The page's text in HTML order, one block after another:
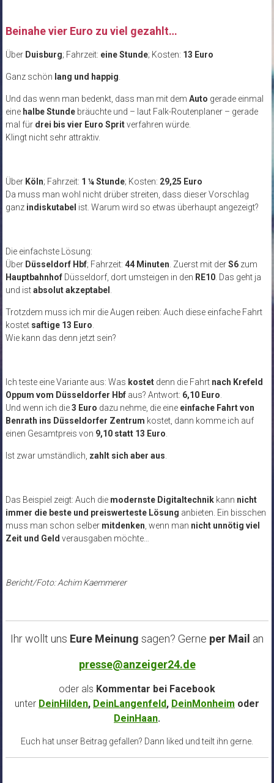
Beinahe vier Euro zu viel gezahlt…
Über Duisburg; Fahrzeit: eine Stunde; Kosten: 13 Euro
Ganz schön lang und happig
Und das wenn man bedenkt, dass man mit dem Auto gerade einmal
eine halbe Stundebräuchte und – laut Falk-Routenplaner – gerade
mal für drei bis vier Euro Spritverfahren würde.
Klingt nicht sehr attraktiv.
Über Köln; Fahrzeit: 1 ¼ Stunde; Kosten: 29,25 Euro
Da muss man wohl nicht drüber streiten, dass dieser Vorschlag
ganz indiskutabel ist. Warum wird so etwas überhaupt angezeigt?
Die einfachste Lösung:
Über Düsseldorf Hbf; Fahrzeit: 44 Minuten . Zuerst mit derS6zum
HauptbahnhofDüsseldorf, dort umsteigen in den RE10. Das geht ja
und istabsolut akzeptabel
Trotzdem muss ich mir die Augen reiben: Auch diese einfache Fahrt
kostet saftige 13 Euro
Wie kann das denn jetzt sein?
Ich teste eine Variante aus: Was kostetdenn die Fahrt nach Krefeld
Oppum vom Düsseldorfer Hbfaus? Antwort: 6,10 Euro
Und wenn ich die3 Euro dazu nehme, die eine einfache Fahrt von
Benrath ins Düsseldorfer Zentrum kostet, dann komme ich auf
einen Gesamtpreis von 9,10 statt 13 Euro
Ist zwar umständlich, zahlt sich aber aus
Das Beispiel zeigt: Auch die modernste Digitaltechnikkann nicht
immer die beste und preiswerteste Lösung anbieten. Ein bisschen
muss man schon selber mitdenken , wenn man nicht unnötig viel
Zeit und Geld verausgaben möchte…
Bericht/Foto: Achim Kaemmerer
Ihr wollt uns Eure Meinung sagen? Gerne per Mail an
presse@anzeiger24.de
oder als Kommentar bei Facebook
unter DeinHilden, DeinLangenfeld, DeinMonheim oder
DeinHaan.
Euch hat unser Beitrag gefallen? Dann liked und teilt ihn gerne.